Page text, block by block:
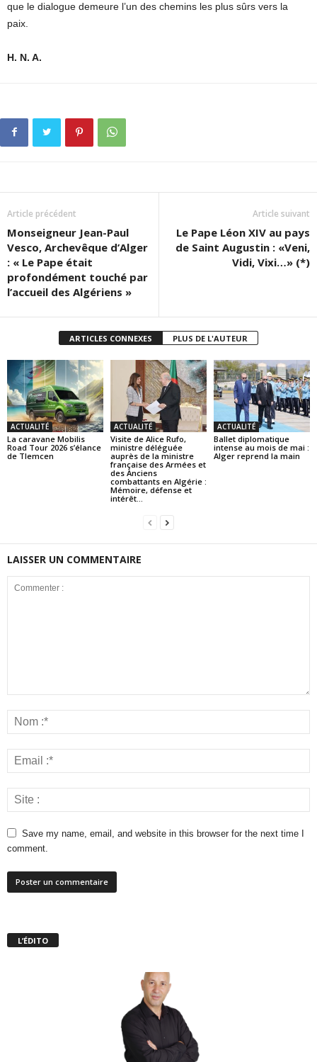
que le dialogue demeure l’un des chemins les plus sûrs vers la
paix.
H. N. A.
Article précédent
Monseigneur Jean-Paul
Vesco, Archevêque d’Alger
: « Le Pape était
profondément touché par
l’accueil des Algériens »
Article suivant
Le Pape Léon XIV au pays
de Saint Augustin : «Veni,
Vidi, Vixi…» (*)
ARTICLES CONNEXES PLUS DE L'AUTEUR
ACTUALITÉ
La caravane Mobilis
Road Tour 2026 s’élance
de Tlemcen
ACTUALITÉ
Visite de Alice Rufo,
ministre déléguée
auprès de la ministre
française des Armées et
des Anciens
combattants en Algérie :
Mémoire, défense et
intérêt...
ACTUALITÉ
Ballet diplomatique
intense au mois de mai :
Alger reprend la main
LAISSER UN COMMENTAIRE
Save my name, email, and website in this browser for the next time I
comment.
L’ÉDITO